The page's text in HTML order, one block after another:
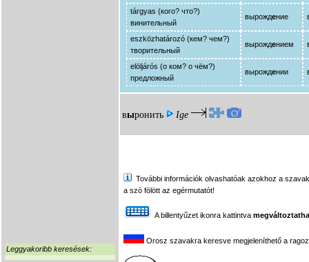
Leggyakoribb keresések:
tárgyas (кого? что?)
винительный
вырождение
eszközhatározó (кем? чем?)
творительный
вырождением
elöljárós (о ком? о чём?)
предложный
вырождении
выронить Ige
További információk olvashatóak azokhoz a
a szó fölött az egérmutatót!
A billentyűzet ikonra kattintva
Orosz szavakra keresve megjeleníthető a